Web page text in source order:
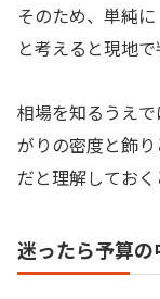
そのため、単純
と考えると現地で
相場を知るうえ
がりの密度と飾
だと理解しておく
迷ったら予算